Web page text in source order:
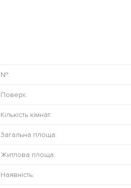
№:
Поверх:
Кількість кімнат:
Загальна площа:
Житлова площа:
Наявність: